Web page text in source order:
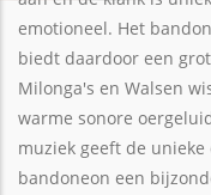
emotioneel. Het
biedt daardoor een
Milonga's en Walsen
warme sonore
muziek geeft de
bandoneon een